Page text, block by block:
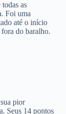
as
Foi uma
até o início
fora do baralho.
pior
Seus 14 pontos